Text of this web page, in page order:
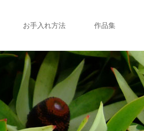
お手入れ方法 作品集